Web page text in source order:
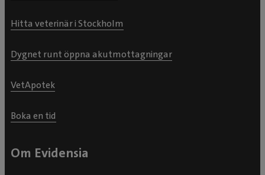
Hitta veterinär i Stockholm
Dygnet runt öppna akutmottagningar
VetApotek
Boka en tid
Om Evidensia